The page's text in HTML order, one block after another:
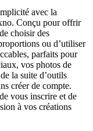
avec la
Conçu pour offrir
choisir des
ou d’utiliser
parfaits pour
vos photos de
la suite d’outils
créer de compte.
vous inscrire et de
à vos créations